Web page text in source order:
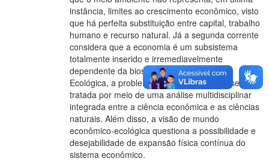
instância, limites ao crescimento econômico, visto
que há perfeita substituição entre capital, trabalho
humano e recurso natural. Já a segunda corrente
considera que a economia é um subsistema
totalmente inserido e irremediavelmente
dependente da biosfera. Para a Economia
Ecológica, a problemática ambiental deve ser
tratada por meio de uma análise multidisciplinar
integrada entre a ciência econômica e as ciências
naturais. Além disso, a visão de mundo
econômico-ecológica questiona a possibilidade e
desejabilidade de expansão física contínua do
sistema econômico.